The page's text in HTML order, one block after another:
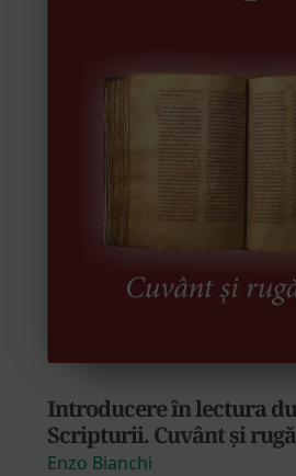
Introducere în lectura
Scripturii. Cuvânt și
Enzo Bianchi